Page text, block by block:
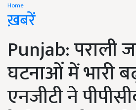
Home
ख़बरें
Punjab: पराली
घटनाओं में भारी
एनजीटी ने